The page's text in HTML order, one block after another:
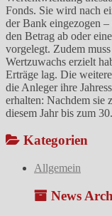
Fonds. Sie wird nach
der Bank eingezogen
den Betrag ab oder
vorgelegt. Zudem
Wertzuwachs erzielt
Erträge lag. Die
die Anleger ihre
erhalten: Nachdem sie
diesem Jahr bis zum
Kategorien
Allgemein
News